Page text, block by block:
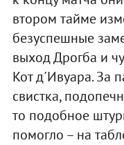
втором тайме
безуспешные
выход Дрогба и
Кот д´Ивуара. За
свистка,
то подобное
помогло – на